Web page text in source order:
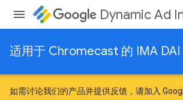
Dynamic Ad
适用于 Chromecast 的 IMA DAI
如需讨论我们的产品并提供反馈，请加入